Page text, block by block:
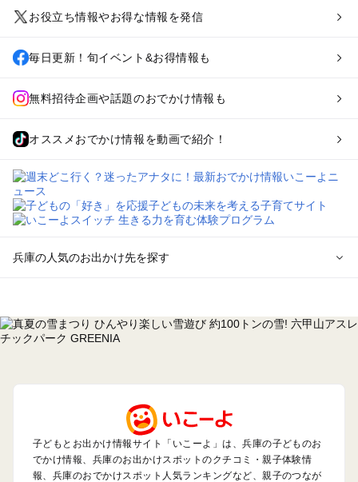
お役立ち情報やお得な情報を発信
毎日更新！旬イベント&お得情報も
無料招待企画や話題のおでかけ情報も
オススメおでかけ情報を動画で紹介！
兵庫の人気のお出かけ先を探す
を探す
神戸・有馬・六甲山・西宮・明石のプールお出かけ
淡路島のプールお出かけ
城崎・豊岡・竹野のプールお出かけ
神鍋・養父・和田山・鉢伏のプールお出かけ
香住・湯村・浜坂のプールお出かけ
子どもとお出かけ情報サイト「いこーよ」は、兵庫の子どものお
でかけ情報、兵庫のお出かけスポットのクチコミ・親子体験情
報、兵庫のおでかけスポット人気ランキングなど、親子のつなが